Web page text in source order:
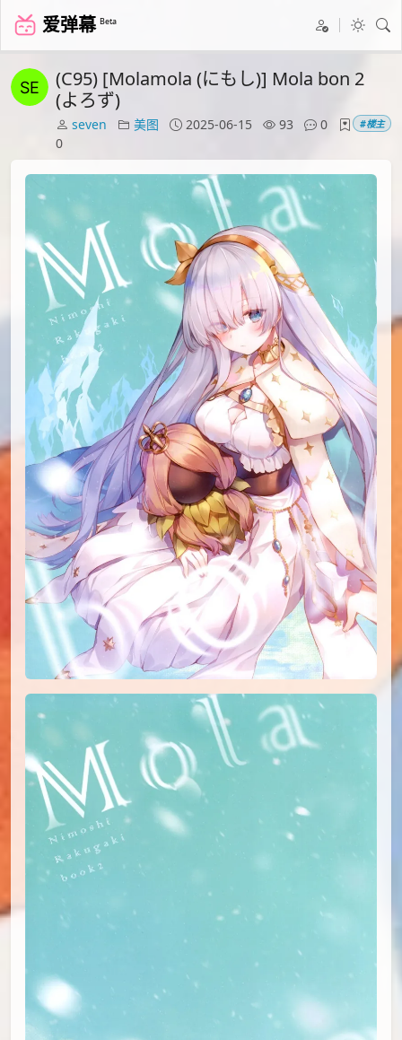
爱弹幕 Beta
(C95) [Molamola (にもし)] Mola bon 2
(よろず)
seven 美图 2025-06-15 93
0
0
#楼主